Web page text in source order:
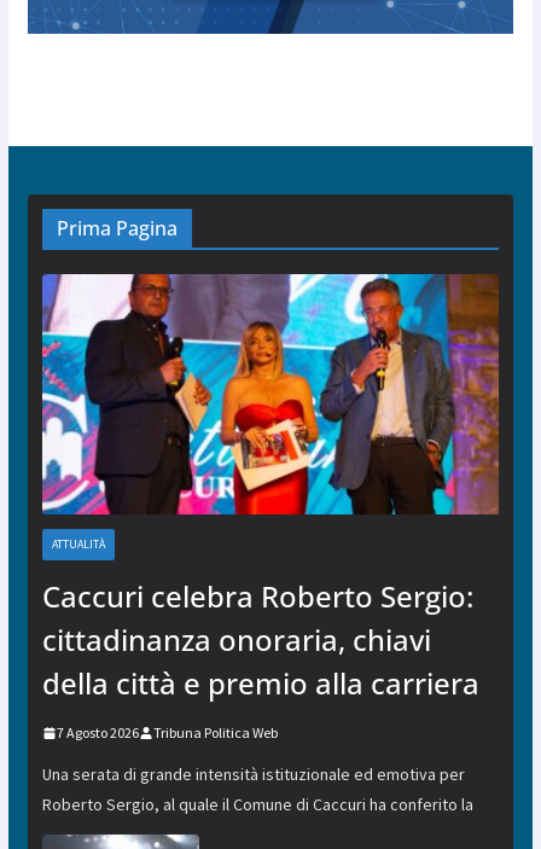
Prima Pagina
ATTUALITÀ
Caccuri celebra Roberto Sergio:
cittadinanza onoraria, chiavi
della città e premio alla carriera
7 Agosto 2026 Tribuna Politica Web
Una serata di grande intensità istituzionale ed emotiva per
Roberto Sergio, al quale il Comune di Caccuri ha conferito la